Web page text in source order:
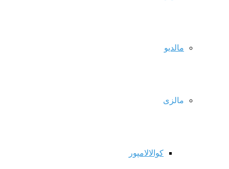
مالدیو
مالزی
کوالالامپور